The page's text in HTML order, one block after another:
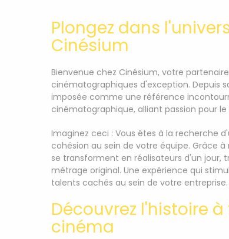
Plongez dans
Cinésium
Bienvenue chez Cinésium, votre
cinématographiques d'exception. Depuis
imposée comme une référence
cinématographique, alliant passion pour
Imaginez ceci : Vous êtes à la recherche
cohésion au sein de votre équipe. Grâce
se transforment en réalisateurs d'un jour,
métrage original. Une expérience qui
talents cachés au sein de votre entreprise.
Découvrez l'histoire
cinéma